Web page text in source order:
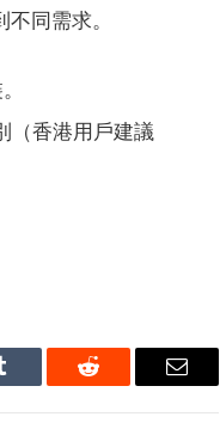
同需求。
（香港用戶建議
Reddit Email